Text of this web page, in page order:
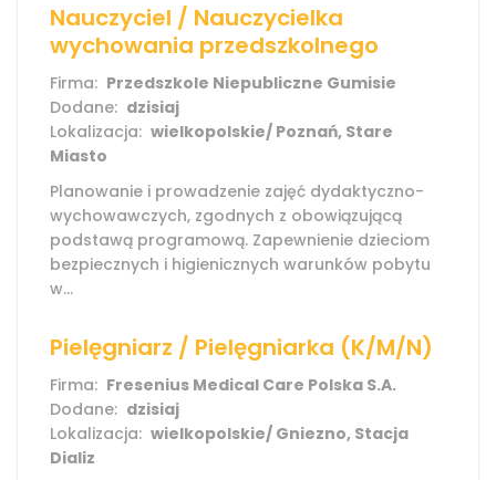
Nauczyciel / Nauczycielka
wychowania przedszkolnego
Firma: Przedszkole Niepubliczne Gumisie
Dodane: dzisiaj
Lokalizacja: wielkopolskie/ Poznań, Stare
Miasto
Planowanie i prowadzenie zajęć dydaktyczno-
wychowawczych, zgodnych z obowiązującą
podstawą programową. Zapewnienie dzieciom
bezpiecznych i higienicznych warunków pobytu
w...
Pielęgniarz / Pielęgniarka (K/M/N)
Firma: Fresenius Medical Care Polska S.A.
Dodane: dzisiaj
Lokalizacja: wielkopolskie/ Gniezno, Stacja
Dializ